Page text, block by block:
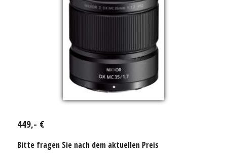
449,- €
Bitte fragen Sie nach dem aktuellen Preis